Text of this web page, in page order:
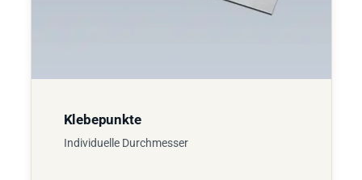
Klebepunkte
Individuelle Durchmesser